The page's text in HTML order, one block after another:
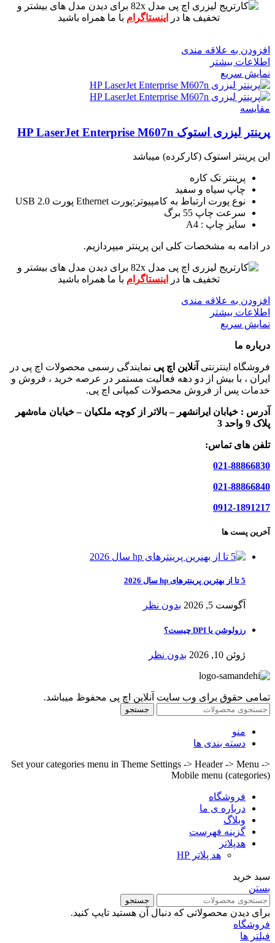
برای دیدن مدل های بیشتر و
تخفیف ها در
اینستاگرام با ما همراه باشید
افزودن به علاقه مندی
اطلاعات بیشتر
نمایش سریع
مقايسه
پرینتر لیزری استوک HP LaserJet Enterprise M607n
این پرینتر استوک (کارکرده) میباشد
پرینتر تک کاره
چاپ سیاه و سفید
نوع پورت ارتباط به کامپیوتر:پورت Ethernet پورت USB 2.0
سرعت چاپ 55 برگ
سایز چاپ : A4
در ادامه به مشخصات کلی این پرینتر میپردازیم.
برای دیدن مدل های بیشتر و
تخفیف ها در
اینستاگرام با ما همراه باشید
افزودن به علاقه مندی
اطلاعات بیشتر
نمایش سریع
درباره ما
فروشگاه اینترنتی آنلاین اچ پی نمایندگی رسمی محصولات اچ پی در
ایران ، با بیش از دو دهه فعالیت مستمر در عرصه خرید ، فروش و
خدمات پس از فروش محصولات کمپانی اچ پی.
آدرس : خیابان ایرانشهر – بالاتر از کوچه ملکیان – خیابان ماه‌شهر
پلاک 9 واحد 3
تلفن های تماس:
021-88866830
021-88866840
0912-1891217
آخرین پست ها
5 تا از بهترین پرینترهای hp سال 2026
آگوست 5, 2026 بدون نظر
رزولوشن یا DPI چیست؟
ژوئن 10, 2026 بدون نظر
تمامی حقوق برای وب سایت آنلاین اچ پی محفوظ میباشد.
جستجو
منو
دسته بندی ها
Set your categories menu in Theme Settings -> Header -> Menu ->
Mobile menu (categories)
فروشگاه
درباره ی ما
وبلاگ
گزینه فهرست
هدپلاتر
هد پلاتر HP
سبد خرید
بستن
جستجو
برای دیدن محصولاتی که دنبال آن هستید تایپ کنید.
فروشگاه
فیلتر ها